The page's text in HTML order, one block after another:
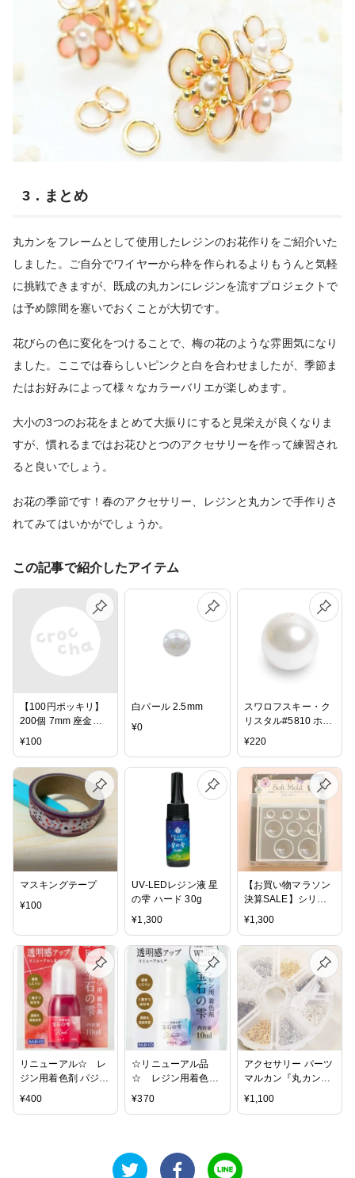
3．まとめ
丸カンをフレームとして使用したレジンのお花作りをご紹介いた
しました。ご自分でワイヤーから枠を作られるよりもうんと気軽
に挑戦できますが、既成の丸カンにレジンを流すプロジェクトで
は予め隙間を塞いでおくことが大切です。
花びらの色に変化をつけることで、梅の花のような雰囲気になり
ました。ここでは春らしいピンクと白を合わせましたが、季節ま
たはお好みによって様々なカラーバリエが楽しめます。
大小の3つのお花をまとめて大振りにすると見栄えが良くなりま
すが、慣れるまではお花ひとつのアクセサリーを作って練習され
ると良いでしょう。
お花の季節です！春のアクセサリー、レジンと丸カンで手作りさ
れてみてはいかがでしょうか。
この記事で紹介したアイテム
【100円ポッキリ】
200個 7mm 座金パ
ーツ 花座・菊座(ゴ
¥100
白パール 2.5mm
¥0
スワロフスキー・ク
リスタル#5810 ホワ
イト（パール）
¥220
マスキングテープ
¥100
UV-LEDレジン液 星
の雫 ハード 30g
¥1,300
【お買い物マラソン
決算SALE】シリコ
ンモールド レジン
型 ソフトモールド
ン 粘土 ネコポス
可 パジコ
¥1,300
リニューアル☆ レ
ジン用着色剤 パジコ
¥400
☆リニューアル品
☆ レジン用着色剤
UP
¥370
アクセサリー パーツ
マルカン『丸カン
6mm 8mm 金具 留め
¥1,100